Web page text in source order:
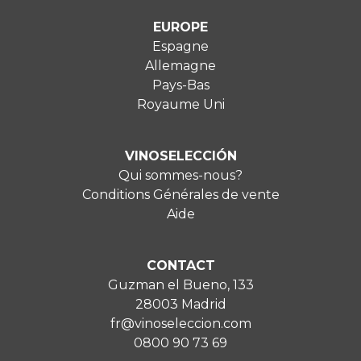
EUROPE
Espagne
Allemagne
Pays-Bas
Royaume Uni
VINOSELECCIÓN
Qui sommes-nous?
Conditions Générales de vente
Aide
CONTACT
Guzman el Bueno, 133
28003 Madrid
fr@vinoseleccion.com
0800 90 73 69